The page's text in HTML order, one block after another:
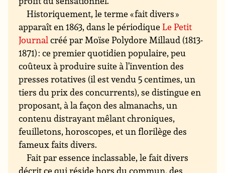
Historiquement, le terme « fait divers »
apparaît en 1863, dans le périodiqueLe Petit
Journalcréé par Moïse Polydore Millaud (1813-
1871) : ce premier quotidien populaire, peu
coûteux à produire suite à l’invention des
presses rotatives (il est vendu 5 centimes, un
tiers du prix des concurrents), se distingue en
proposant, à la façon des almanachs, un
contenu distrayant mêlant chroniques,
feuilletons, horoscopes, et un florilège des
fameux faits divers.
Fait par essence inclassable, le fait divers
décrit ce qui réside hors du commun, des